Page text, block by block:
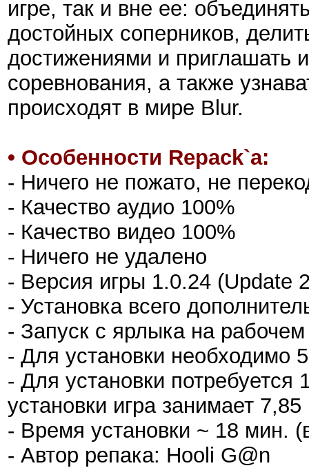
игре, так и вне ее:
достойных соперников,
достижениями и приглашать
соревнования, а также
происходят в мире Blur.
• Особенности Repack`а:
- Ничего не пожато, не
- Качество аудио 100%
- Качество видео 100%
- Ничего не удалено
- Версия игры 1.0.24 (Update
- Установка всего
- Запуск с ярлыка на
- Для установки
- Для установки потребуется
установки игра занимает 7,85
- Время установки ~ 18 мин.
- Автор репака: Hooli G@n